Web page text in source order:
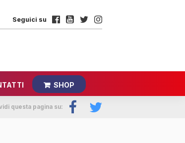
Seguici su
SHOP
questa pagina su: